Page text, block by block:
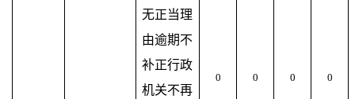
无正当理
由逾期不
补正行政
机关不再
0 0 0 0